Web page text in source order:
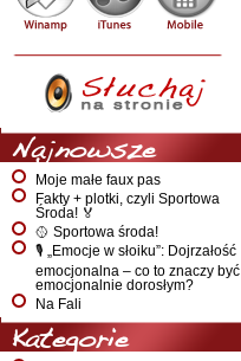
Najnowsze
Moje małe faux pas
Fakty + plotki, czyli Sportowa
Środa! 🏅
🥎 Sportowa środa!
🎙️ „Emocje w słoiku”: Dojrzałość
emocjonalna – co to znaczy być
emocjonalnie dorosłym?
Na Fali
Kategorie